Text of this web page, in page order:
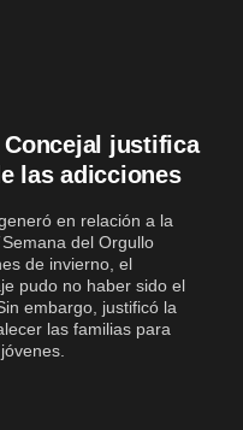
justifica
las adicciones
en relación a la
del Orgullo
de invierno, el
pudo no haber sido el
embargo, justificó la
las familias para